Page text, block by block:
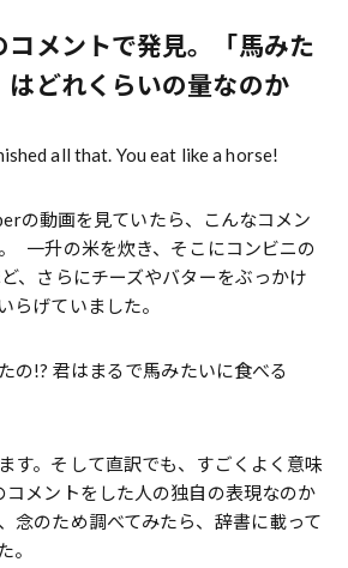
コメントで発見。「馬みた
はどれくらいの量なのか
all that. You eat like a horse!
の動画を見ていたら、こんなコメン
一升の米を炊き、そこにコンビニの
、さらにチーズやバターをぶっかけ
らげていました。
の!? 君はまるで馬みたいに食べる
す。そして直訳でも、すごくよく意味
メントをした人の独自の表現なのか
念のため調べてみたら、辞書に載って
。